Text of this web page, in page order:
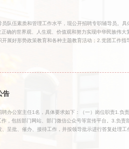
队伍素质和管理工作水平，现公开招聘专职辅导员。
确的世界观、人生观、价值观和努力实现中华民族伟
展好形势政策教育和各种主题教育活动；2.党团工作
生端正学习态度、明确学习目标、掌握学习方法、设
告
办公室主任1名，具体要求如下：（一）岗位职责1.负
，包括部门网站、部门微信公众号等宣传平台。3.负责
呈批、催办、接待工作，并按领导批示进行答复处理